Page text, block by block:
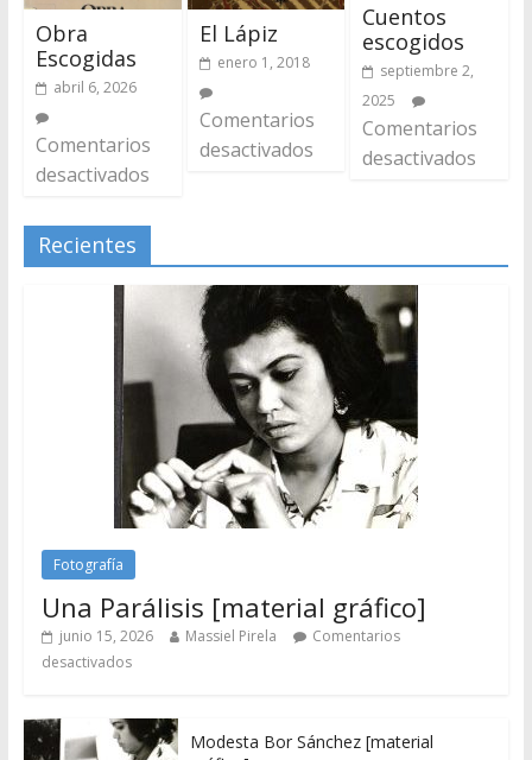
Obra
Escogidas
abril 6, 2026
Comentarios
desactivados
El Lápiz
enero 1, 2018
Comentarios
desactivados
Cuentos
escogidos
septiembre 2,
2025
Comentarios
desactivados
Recientes
Fotografía
Una Parálisis [material gráfico]
junio 15, 2026 Massiel Pirela
Comentarios
desactivados
Modesta Bor Sánchez [material